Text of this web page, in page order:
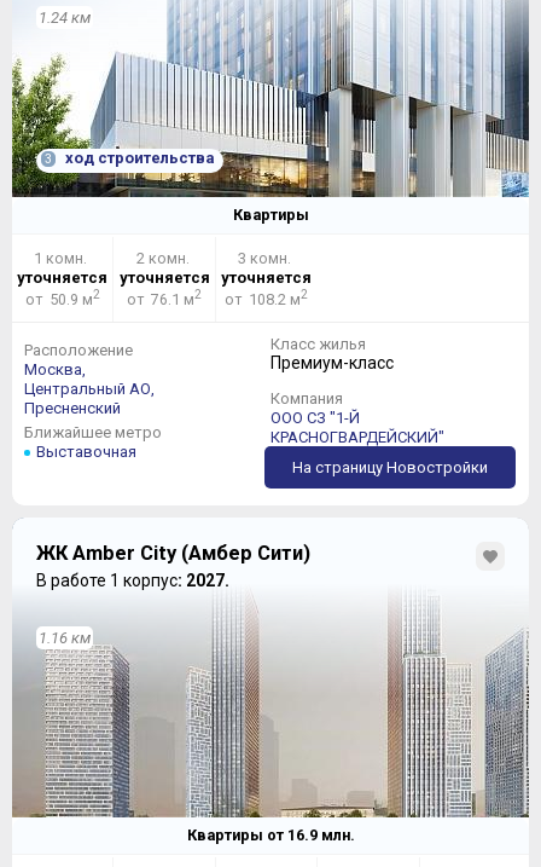
1.24 км
3 ход строительства
Квартиры
1 комн.
уточняется
от 50.9 м2
2 комн.
уточняется
от 76.1 м2
3 комн.
уточняется
от 108.2 м2
Расположение
Москва,
Центральный АО,
Пресненский
Ближайшее метро
Выставочная
Класс жилья
Премиум-класс
Компания
ООО СЗ "1-Й
КРАСНОГВАРДЕЙСКИЙ"
На страницу Новостройки
ЖК Amber City (Амбер Сити)
В работе 1 корпус: 2027.
1.16 км
Квартиры от 16.9млн.